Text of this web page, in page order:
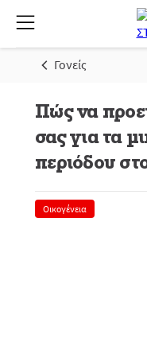
Γονείς
Πώς να
σας για τα
περιόδου
Οικογένεια